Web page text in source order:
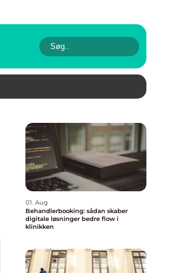
01. Aug
Behandlerbooking: sådan skaber
digitale løsninger bedre flow i
klinikken